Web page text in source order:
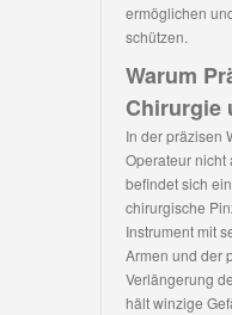
ermöglichen
schützen.
Warum
Chirurgie
In der präzisen
Operateur nicht
befindet sich
chirurgische
Instrument mit
Armen und der
Verlängerung
hält winzige